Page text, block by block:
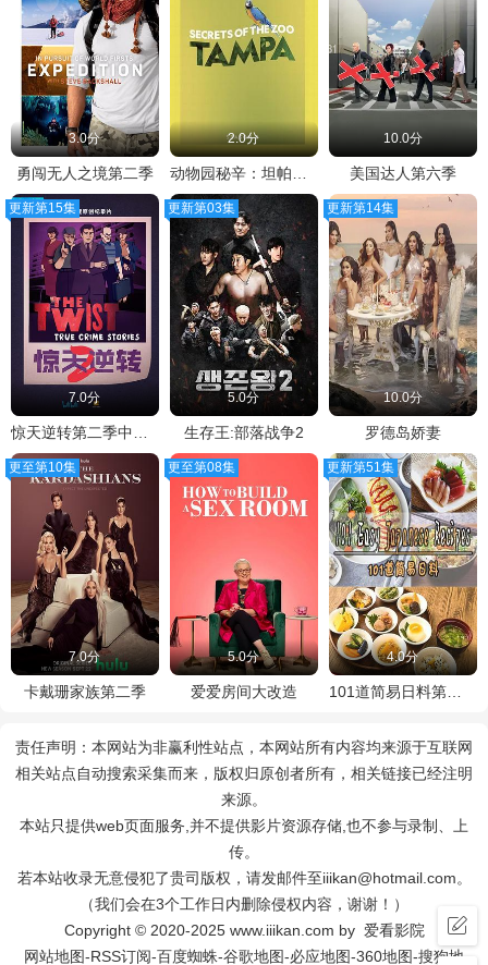
3.0分
勇闯无人之境第二季
2.0分 10.0分
美国达人第六季
更新第15集
7.0分
更新第03集
5.0分
生存王:部落战争2
更新第14集
10.0分
罗德岛娇妻
更至第10集
7.0分
卡戴珊家族第二季
更至第08集
5.0分
爱爱房间大改造
更新第51集
4.0分
101道简易日料第一季
责任声明：本网站为非赢利性站点，本网站所有内容均来源于互联网
相关站点自动搜索采集而来，版权归原创者所有，相关链接已经注明
来源。
本站只提供web页面服务,并不提供影片资源存储,也不参与录制、上
传。
若本站收录无意侵犯了贵司版权，请发邮件至iiikan@hotmail.com。
（我们会在3个工作日内删除侵权内容，谢谢！）
Copyright © 2020-2025 www.iiikan.com by 爱看影院
网站地图-RSS订阅-百度蜘蛛-谷歌地图-必应地图-360地图-搜狗地